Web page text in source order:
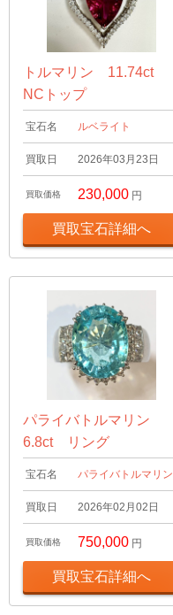
トルマリン 11.74ct
NCトップ
宝石名 ルベライト
買取日 2026年03月23日
買取価格 230,000 円
買取宝石詳細へ
パライバトルマリン
6.8ct リング
宝石名 パライバトルマリン
買取日 2026年02月02日
買取価格 750,000 円
買取宝石詳細へ